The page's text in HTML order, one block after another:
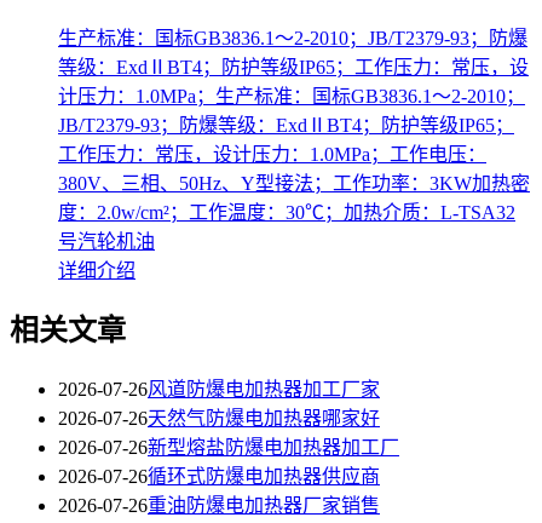
生产标准：国标GB3836.1～2-2010；JB/T2379-93；防爆
等级：ExdⅡBT4；防护等级IP65；工作压力：常压，设
计压力：1.0MPa；生产标准：国标GB3836.1～2-2010；
JB/T2379-93；防爆等级：ExdⅡBT4；防护等级IP65；
工作压力：常压，设计压力：1.0MPa；工作电压：
380V、三相、50Hz、Y型接法；工作功率：3KW加热密
度：2.0w/cm²；工作温度：30℃；加热介质：L-TSA32
号汽轮机油
详细介绍
相关文章
2026-07-26风道防爆电加热器加工厂家
2026-07-26天然气防爆电加热器哪家好
2026-07-26新型熔盐防爆电加热器加工厂
2026-07-26循环式防爆电加热器供应商
2026-07-26重油防爆电加热器厂家销售